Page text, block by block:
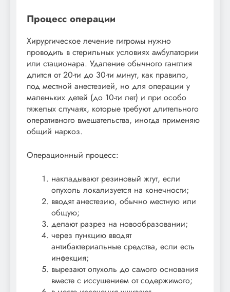
Процесс операции
Хирургическое лечение гигромы нужно
проводить в стерильных условиях амбулатории
или стационара. Удаление обычного ганглия
длится от 20-ти до 30-ти минут, как правило,
под местной анестезией, но для операции у
маленьких детей (до 10-ти лет) и при особо
тяжелых случаях, которые требуют длительного
оперативного вмешательства, иногда применяю
общий наркоз.
Операционный процесс:
накладывают резиновый жгут, если
опухоль локализуется на конечности;
вводят анестезию, обычно местную или
общую;
делают разрез на новообразовании;
через пункцию вводят
антибактериальные средства, если есть
инфекция;
вырезают опухоль до самого основания
вместе с иссушением от содержимого;